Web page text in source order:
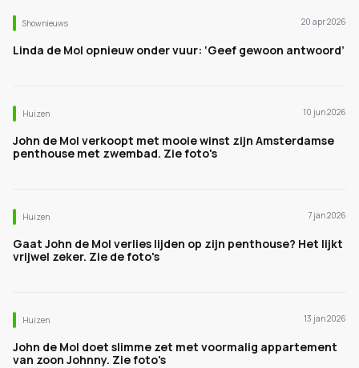
Shownieuws 20 apr 2026
Linda de Mol opnieuw onder vuur: ‘Geef gewoon antwoord’
Huizen 10 jun 2026
John de Mol verkoopt met mooie winst zijn Amsterdamse
penthouse met zwembad. Zie foto's
Huizen 7 jan 2026
Gaat John de Mol verlies lijden op zijn penthouse? Het lijkt
vrijwel zeker. Zie de foto's
Huizen 13 jan 2026
John de Mol doet slimme zet met voormalig appartement
van zoon Johnny. Zie foto's